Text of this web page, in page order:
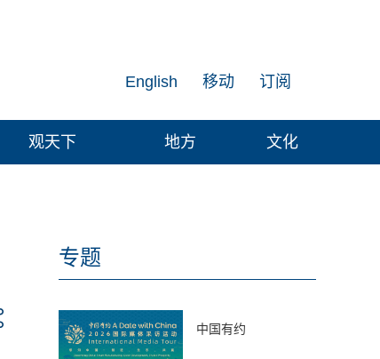
订阅
移动
English
观天下 地方 文化
专题
中国有约